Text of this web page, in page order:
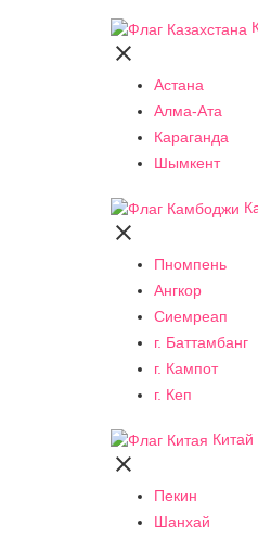

Астана
Алма-Ата
Караганда
Шымкент

Пномпень
Ангкор
Сиемреап
г. Баттамбанг
г. Кампот
г. Кеп
Китай

Пекин
Шанхай